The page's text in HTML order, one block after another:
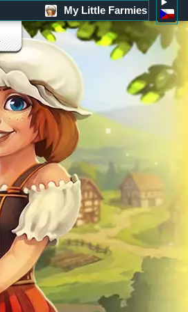
My Little Farmies